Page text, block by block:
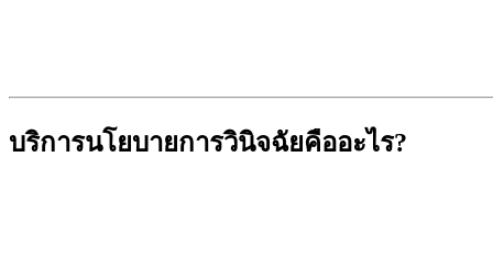
บริการนโยบายการวินิจฉัยคืออะไร?